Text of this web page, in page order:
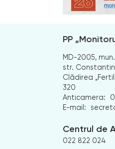
PP
MD-2005,
str. Constantin
Clădirea
320
Anticamera:
E-mail:
Centrul de
022 822 024